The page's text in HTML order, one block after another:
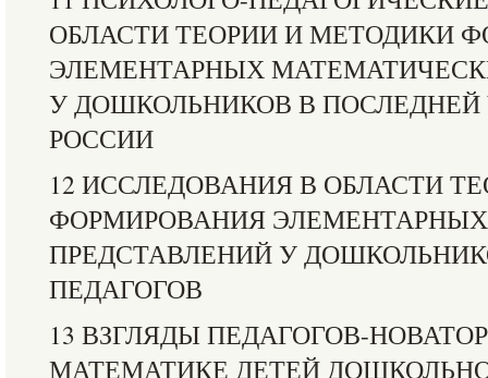
ОБЛАСТИ ТЕОРИИ И МЕТОДИКИ
ЭЛЕМЕНТАРНЫХ
У ДОШКОЛЬНИКОВ В ПОСЛЕДНЕЙ
РОССИИ
12 ИССЛЕДОВАНИЯ В ОБЛАСТИ
ФОРМИРОВАНИЯ
ПРЕДСТАВЛЕНИЙ У
ПЕДАГОГОВ
13 ВЗГЛЯДЫ ПЕДАГОГОВ-
МАТЕМАТИКЕ ДЕТЕЙ